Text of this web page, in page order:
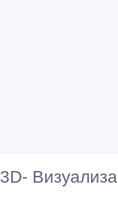
3D-